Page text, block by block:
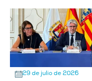
29 de julio de 2026